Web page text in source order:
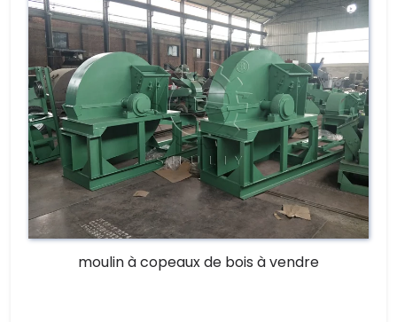
moulin à copeaux de bois à vendre